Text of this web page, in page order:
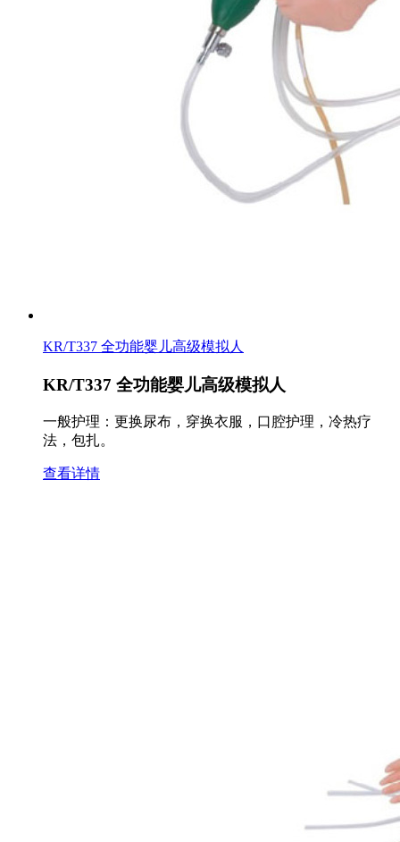
KR/T337 全功能婴儿高级模拟人
KR/T337 全功能婴儿高级模拟人
一般护理：更换尿布，穿换衣服，口腔护理，冷热疗
法，包扎。
查看详情